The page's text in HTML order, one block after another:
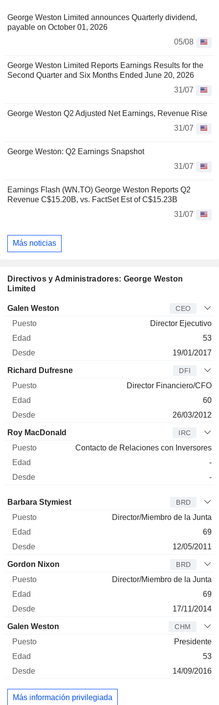
George Weston Limited announces Quarterly dividend,
payable on October 01, 2026
05/08
George Weston Limited Reports Earnings Results for the
Second Quarter and Six Months Ended June 20, 2026
31/07
George Weston Q2 Adjusted Net Earnings, Revenue Rise
31/07
George Weston: Q2 Earnings Snapshot
31/07
Earnings Flash (WN.TO) George Weston Reports Q2
Revenue C$15.20B, vs. FactSet Est of C$15.23B
31/07
Más noticias
Directivos y Administradores: George Weston
Limited
Director Puesto
Galen Weston CEO
Director Ejecutivo
53
19/01/2017
Richard Dufresne DFI
Director Financiero/CFO
60
26/03/2012
Roy MacDonald IRC
Contacto de Relaciones con Inversores
-
-
Administrador Puesto
Barbara Stymiest BRD
Director/Miembro de la Junta
69
12/05/2011
Gordon Nixon BRD
Director/Miembro de la Junta
69
17/11/2014
Galen Weston CHM
Presidente
53
14/09/2016
Más información privilegiada